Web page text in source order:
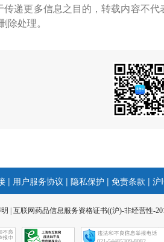
递更多信息之目的，转载内容不代
除处理。
| 用户服务协议 | 隐私保护 | 免责条款 | 沪
| 互联网药品信息服务资格证书((沪)-非经营性-